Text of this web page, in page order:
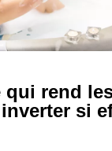
qui rend
si